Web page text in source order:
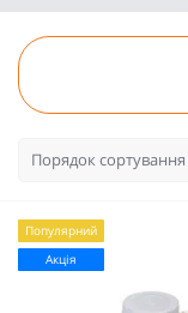
Популярний
Акція